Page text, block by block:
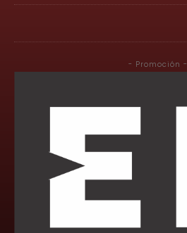
- Promoción -